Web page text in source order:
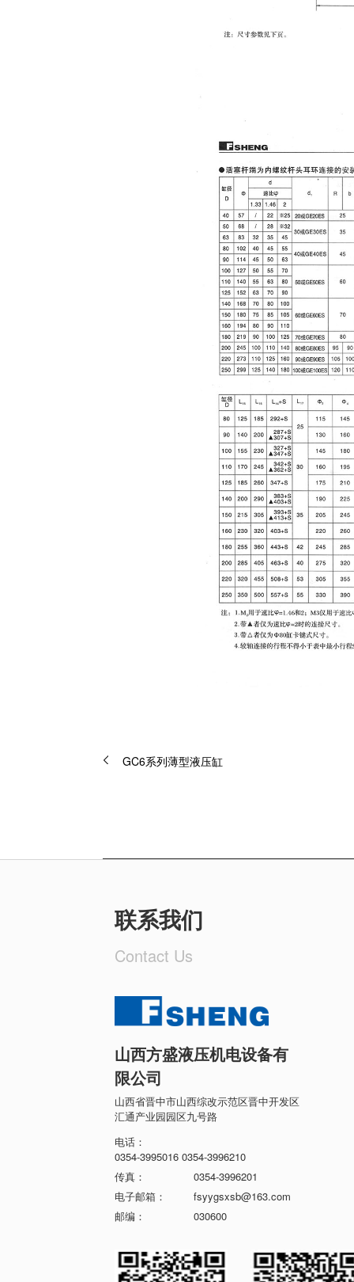
GC6系列薄型液压缸
联系我们
Contact Us
山西方盛液压机电设备有
限公司
山西省晋中市山西综改示范区晋中开发区
汇通产业园园区九号路
电话：
0354-3995016 0354-3996210
传真：
0354-3996201
电子邮箱：
fsyygsxsb@163.com
邮编：
030600